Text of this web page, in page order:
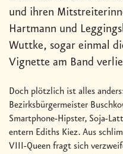
und ihren
Hartmann und
Wuttke, sogar einmal
Vignette am Band
Doch plötzlich ist alles
Bezirksbürgermeister
Smartphone-Hipster, Soja-
entern Ediths Kiez. Aus
VIII-Queen fragt sich